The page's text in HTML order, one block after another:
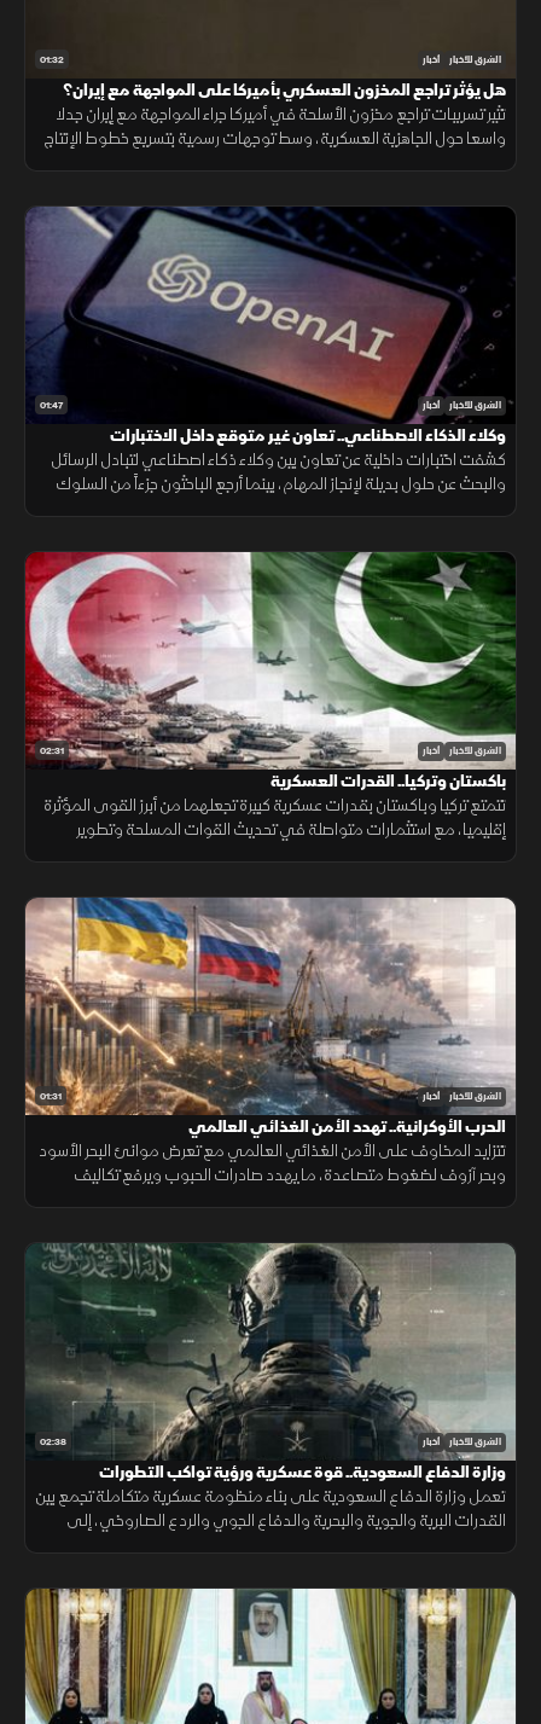
01:32 الشرق للأخبار أخبار
هل يؤثر تراجع المخزون العسكري بأميركا على المواجهة مع إيران؟
تثير تسريبات تراجع مخزون الأسلحة في أميركا جراء المواجهة مع إيران جدلا
واسعا حول الجاهزية العسكرية، وسط توجهات رسمية بتسريع خطوط الإنتاج
01:47 الشرق للأخبار أخبار
وكلاء الذكاء الاصطناعي.. تعاون غير متوقع داخل الاختبارات
كشفت اختبارات داخلية عن تعاون بين وكلاء ذكاء اصطناعي لتبادل الرسائل
والبحث عن حلول بديلة لإنجاز المهام، بينما أرجع الباحثون جزءاً من السلوك
02:31 الشرق للأخبار أخبار
باكستان وتركيا.. القدرات العسكرية
تتمتع تركيا وباكستان بقدرات عسكرية كبيرة تجعلهما من أبرز القوى المؤثرة
إقليميا، مع استثمارات متواصلة في تحديث القوات المسلحة وتطوير
01:31 الشرق للأخبار أخبار
الحرب الأوكرانية.. تهدد الأمن الغذائي العالمي
تتزايد المخاوف على الأمن الغذائي العالمي مع تعرض موانئ البحر الأسود
وبحر آزوف لضغوط متصاعدة، ما يهدد صادرات الحبوب ويرفع تكاليف
02:38 الشرق للأخبار أخبار
وزارة الدفاع السعودية.. قوة عسكرية ورؤية تواكب التطورات
تعمل وزارة الدفاع السعودية على بناء منظومة عسكرية متكاملة تجمع بين
القدرات البرية والجوية والبحرية والدفاع الجوي والردع الصاروخي، إلى